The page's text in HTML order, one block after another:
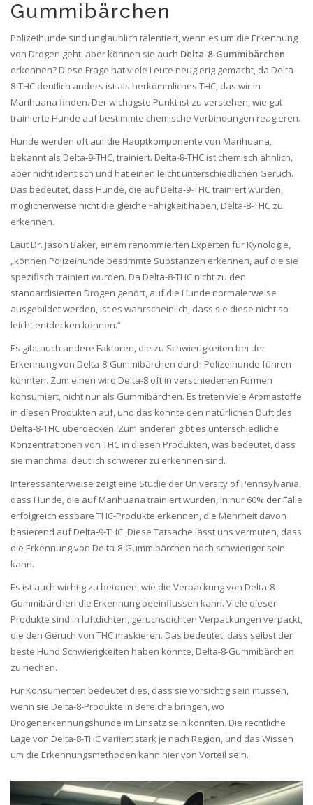
Gummibärchen
Polizeihunde sind unglaublich talentiert, wenn es um die Erkennung
von Drogen geht, aber können sie auch Delta-8-Gummibärchen
erkennen? Diese Frage hat viele Leute neugierig gemacht, da Delta-
8-THC deutlich anders ist als herkömmliches THC, das wir in
Marihuana finden. Der wichtigste Punkt ist zu verstehen, wie gut
trainierte Hunde auf bestimmte chemische Verbindungen reagieren.
Hunde werden oft auf die Hauptkomponente von Marihuana,
bekannt als Delta-9-THC, trainiert. Delta-8-THC ist chemisch ähnlich,
aber nicht identisch und hat einen leicht unterschiedlichen Geruch.
Das bedeutet, dass Hunde, die auf Delta-9-THC trainiert wurden,
möglicherweise nicht die gleiche Fähigkeit haben, Delta-8-THC zu
erkennen.
Laut Dr. Jason Baker, einem renommierten Experten für Kynologie,
„können Polizeihunde bestimmte Substanzen erkennen, auf die sie
spezifisch trainiert wurden. Da Delta-8-THC nicht zu den
standardisierten Drogen gehört, auf die Hunde normalerweise
ausgebildet werden, ist es wahrscheinlich, dass sie diese nicht so
leicht entdecken können.“
Es gibt auch andere Faktoren, die zu Schwierigkeiten bei der
Erkennung von Delta-8-Gummibärchen durch Polizeihunde führen
könnten. Zum einen wird Delta-8 oft in verschiedenen Formen
konsumiert, nicht nur als Gummibärchen. Es treten viele Aromastoffe
in diesen Produkten auf, und das könnte den natürlichen Duft des
Delta-8-THC überdecken. Zum anderen gibt es unterschiedliche
Konzentrationen von THC in diesen Produkten, was bedeutet, dass
sie manchmal deutlich schwerer zu erkennen sind.
Interessanterweise zeigt eine Studie der University of Pennsylvania,
dass Hunde, die auf Marihuana trainiert wurden, in nur 60% der Fälle
erfolgreich essbare THC-Produkte erkennen, die Mehrheit davon
basierend auf Delta-9-THC. Diese Tatsache lässt uns vermuten, dass
die Erkennung von Delta-8-Gummibärchen noch schwieriger sein
kann.
Es ist auch wichtig zu betonen, wie die Verpackung von Delta-8-
Gummibärchen die Erkennung beeinflussen kann. Viele dieser
Produkte sind in luftdichten, geruchsdichten Verpackungen verpackt,
die den Geruch von THC maskieren. Das bedeutet, dass selbst der
beste Hund Schwierigkeiten haben könnte, Delta-8-Gummibärchen
zu riechen.
Für Konsumenten bedeutet dies, dass sie vorsichtig sein müssen,
wenn sie Delta-8-Produkte in Bereiche bringen, wo
Drogenerkennungshunde im Einsatz sein könnten. Die rechtliche
Lage von Delta-8-THC variiert stark je nach Region, und das Wissen
um die Erkennungsmethoden kann hier von Vorteil sein.